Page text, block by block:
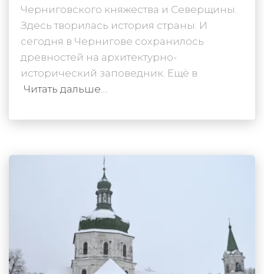
Черниговского княжества и Северщины.
Здесь творилась история страны. И
сегодня в Чернигове сохранилось
древностей на архитектурно-
исторический заповедник. Ещё в
Читать дальше…